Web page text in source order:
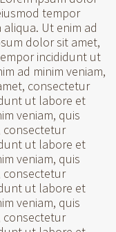
tempor
Ut enim ad
dolor sit amet,
incididunt ut
ad minim veniam,
consectetur
ut labore et
veniam, quis
consectetur
ut labore et
veniam, quis
consectetur
ut labore et
veniam, quis
consectetur